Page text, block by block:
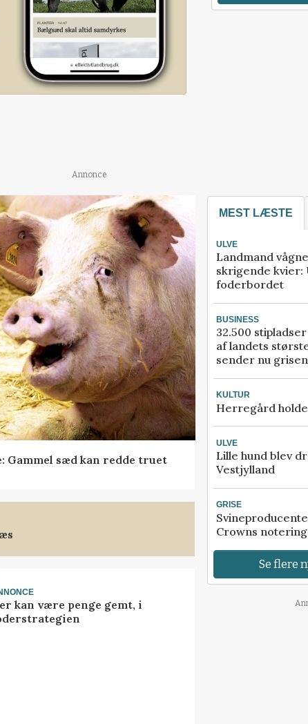
Annonce
Gammel sæd kan redde truet
kan være penge gemt, i
MEST LÆSTE
ULVE
Landmand
skrigende kvier:
foderbordet
BUSINESS
32.500
af landets
sender nu
KULTUR
Herregård
ULVE
Lille hund blev
Vestjylland
GRISE
Crowns
Se flere